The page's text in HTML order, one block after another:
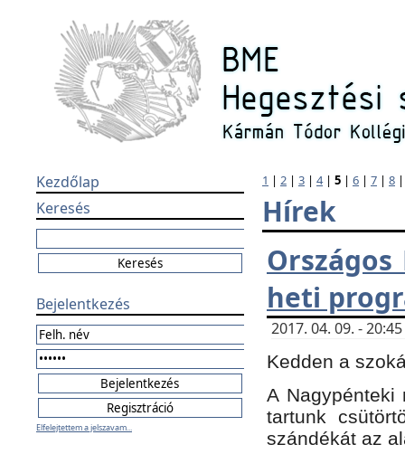
Kezdőlap
Keresés
Bejelentkezés
Elfelejtettem a jelszavam...
1 | 2 | 3 | 4| 5 | 6 | 7 | 8
Hírek
Országos
heti
2017. 04. 09. -
Kedden a
A Nagypénteki
tartunk
szándékát az